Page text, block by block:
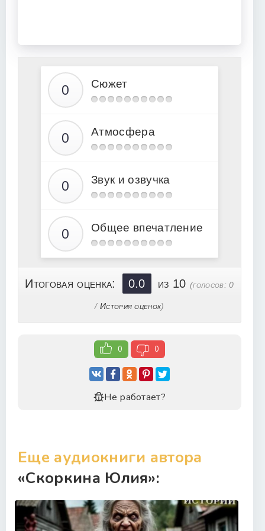
Сюжет
Атмосфера
Звук и озвучка
Общее впечатление
Итоговая оценка: 0.0 из 10(голосов:0
/ История оценок)
0 0
Не работает?
Еще аудиокниги автора
«Скоркина Юлия»: